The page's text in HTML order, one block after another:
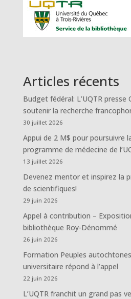
Articles récents
Budget fédéral: L’UQTR
soutenir la recherche
30 juillet 2026
Appui de 2 M$ pour poursuivre
programme de médecine de
13 juillet 2026
Devenez mentor et inspirez la
de scientifiques!
29 juin 2026
Appel à contribution –
bibliothèque Roy-Dénommé
26 juin 2026
Formation Peuples
universitaire répond à l’appel
22 juin 2026
L’UQTR franchit un grand pas